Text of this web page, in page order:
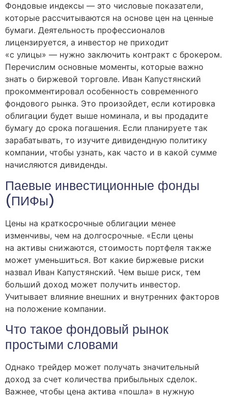
Фондовые индексы — это числовые показатели,
которые рассчитываются на основе цен на ценные
бумаги. Деятельность профессионалов
лицензируется, а инвестор не приходит
«с улицы» — нужно заключить контракт с брокером.
Перечислим основные моменты, которые важно
знать о биржевой торговле. Иван Капустянский
прокомментировал особенность современного
фондового рынка. Это произойдет, если котировка
облигации будет выше номинала, и вы продадите
бумагу до срока погашения. Если планируете так
зарабатывать, то изучите дивидендную политику
компании, чтобы узнать, как часто и в какой сумме
начисляются дивиденды.
Паевые инвестиционные фонды
(ПИФы)
Цены на краткосрочные облигации менее
изменчивы, чем на долгосрочные. «Если цены
на активы снижаются, стоимость портфеля также
может уменьшиться. Вот какие биржевые риски
назвал Иван Капустянский. Чем выше риск, тем
больший доход может получить инвестор.
Учитывает влияние внешних и внутренних факторов
на положение компании.
Что такое фондовый рынок
простыми словами
Однако трейдер может получать значительный
доход за счет количества прибыльных сделок.
Важнее, чтобы цена актива «пошла» в нужную